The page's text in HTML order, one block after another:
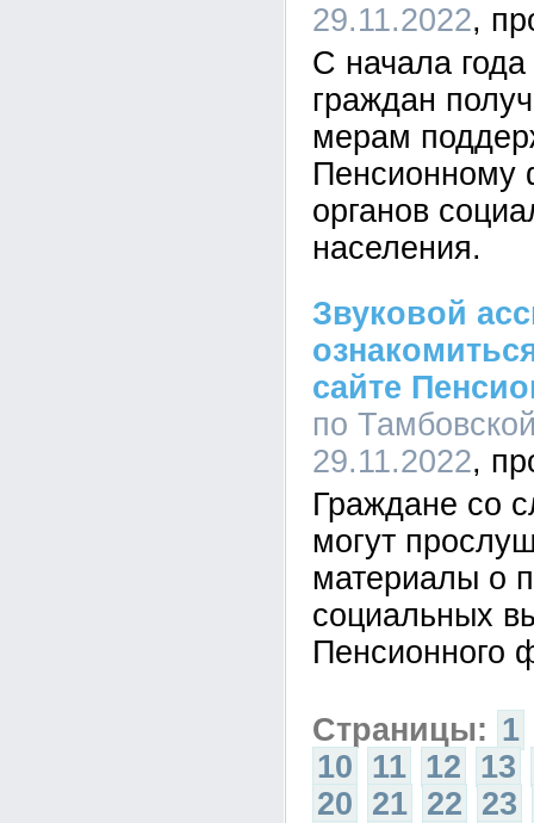
29.11.2022
С начала
граждан
мерам
Пенсионному
органов
населения.
Звуковой
сайте
по
29.11.2022
Граждане со
могут
материалы о
социальных
Пенсионного
Страницы: 1
10 11 12 13
20 21 22 23